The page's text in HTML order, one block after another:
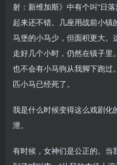
射：新维加斯》中有个叫“日
起来还不错。几座用战前小
马堡的小马少，但面积更大。
走好几个小时，仍然在镇子里
也不会有小马驹从我脚下跑过
匹小马已经死了。
我是什么时候变得这么戏剧
泄。
有时候，女神们是公正的。